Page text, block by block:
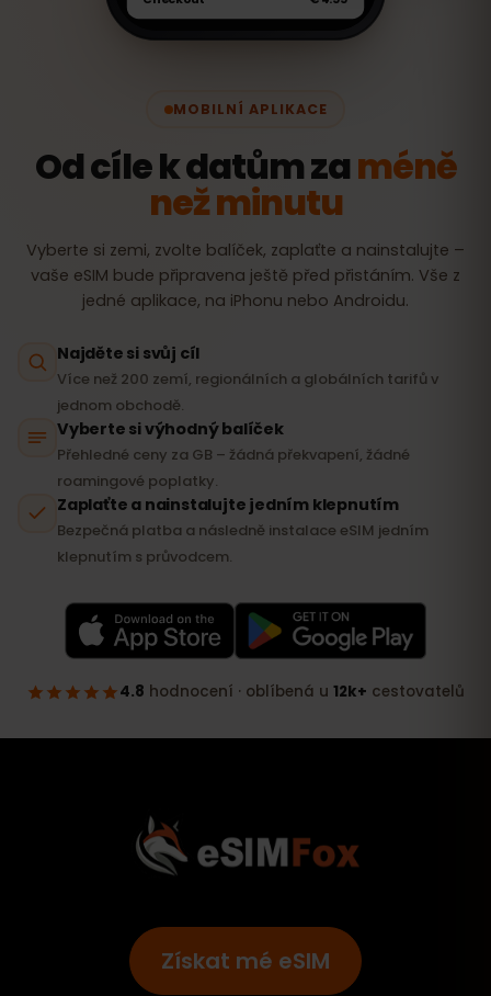
Získat mé eSIM